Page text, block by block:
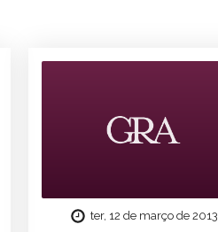
ter, 12 de março de 2013